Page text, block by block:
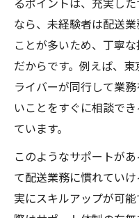
なら、未経験者は配送
ことが多いため、丁寧
だからです。例えば、
ライバーが同行して業
いことをすぐに相談で
ています。
このようなサポートが
て配送業務に慣れてい
実にスキルアップが可